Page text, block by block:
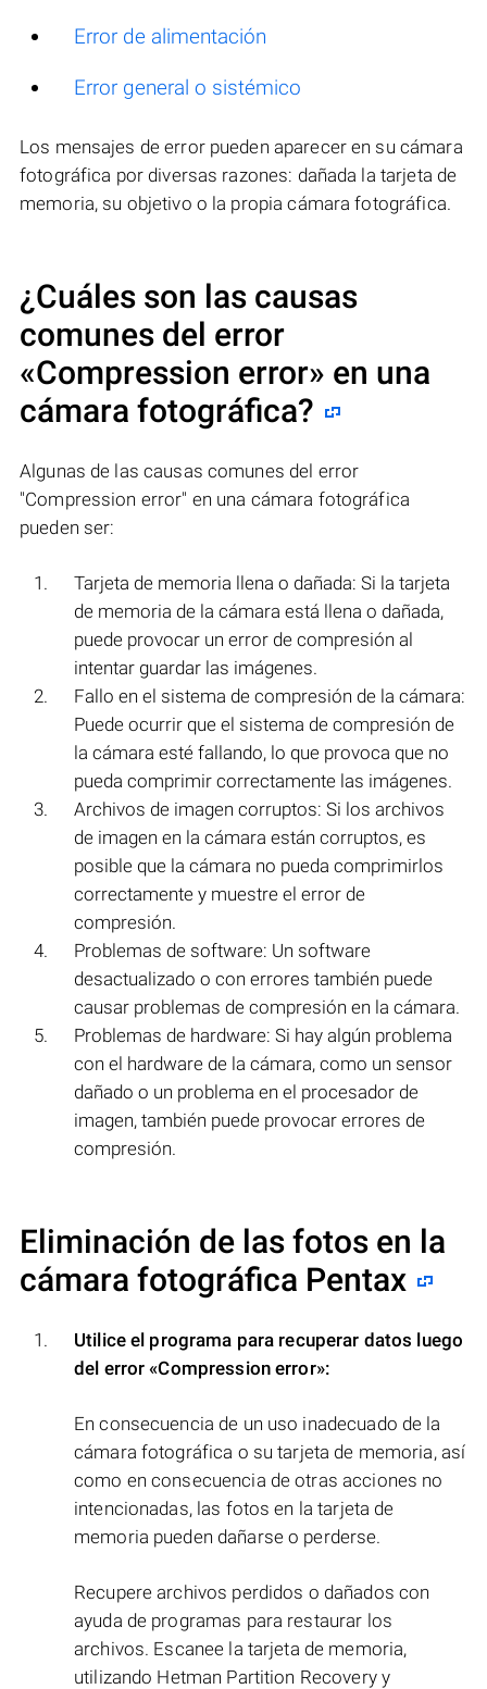
Error de alimentación
Error general o sistémico
Los mensajes de error pueden aparecer en su cámara
fotográfica por diversas razones: dañada la tarjeta de
memoria, su objetivo o la propia cámara fotográfica.
¿Cuáles son las causas
comunes del error
«Compression error» en una
cámara fotográfica?
Algunas de las causas comunes del error
"Compression error" en una cámara fotográfica
pueden ser:
Tarjeta de memoria llena o dañada: Si la tarjeta
de memoria de la cámara está llena o dañada,
puede provocar un error de compresión al
intentar guardar las imágenes.
Fallo en el sistema de compresión de la cámara:
Puede ocurrir que el sistema de compresión de
la cámara esté fallando, lo que provoca que no
pueda comprimir correctamente las imágenes.
Archivos de imagen corruptos: Si los archivos
de imagen en la cámara están corruptos, es
posible que la cámara no pueda comprimirlos
correctamente y muestre el error de
compresión.
Problemas de software: Un software
desactualizado o con errores también puede
causar problemas de compresión en la cámara.
Problemas de hardware: Si hay algún problema
con el hardware de la cámara, como un sensor
dañado o un problema en el procesador de
imagen, también puede provocar errores de
compresión.
Eliminación de las fotos en la
cámara fotográfica Pentax
Utilice el programa para recuperar datos luego
del error«Compression error»:
En consecuencia de un uso inadecuado de la
cámara fotográfica o su tarjeta de memoria, así
como en consecuencia de otras acciones no
intencionadas, las fotos en la tarjeta de
memoria pueden dañarse o perderse.
Recupere archivos perdidos o dañados con
ayuda de programas para restaurar los
archivos. Escanee la tarjeta de memoria,
utilizando Hetman Partition Recovery y